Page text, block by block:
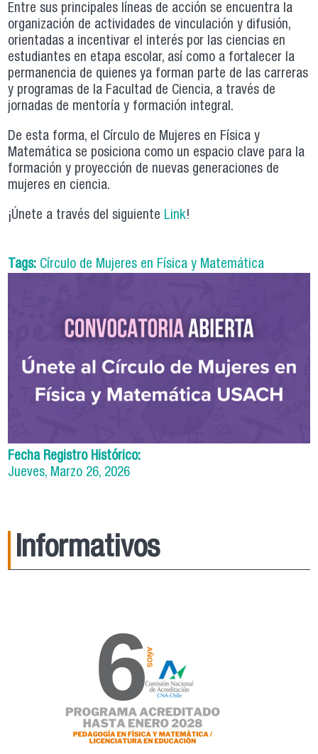
Entre sus principales líneas de acción se encuentra la
organización de actividades de vinculación y difusión,
orientadas a incentivar el interés por las ciencias en
estudiantes en etapa escolar, así como a fortalecer la
permanencia de quienes ya forman parte de las carreras
y programas de la Facultad de Ciencia, a través de
jornadas de mentoría y formación integral.
De esta forma, el Círculo de Mujeres en Física y
Matemática se posiciona como un espacio clave para la
formación y proyección de nuevas generaciones de
mujeres en ciencia.
¡Únete a través del siguiente Link!
Tags: Círculo de Mujeres en Física y Matemática
Fecha Registro Histórico:
Jueves, Marzo 26, 2026
Informativos